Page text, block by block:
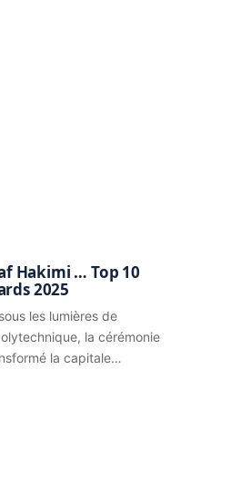
Hakimi … Top 10
2025
les lumières de
la cérémonie
la capitale…